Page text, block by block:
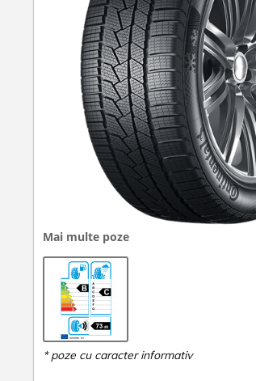
Mai multe poze